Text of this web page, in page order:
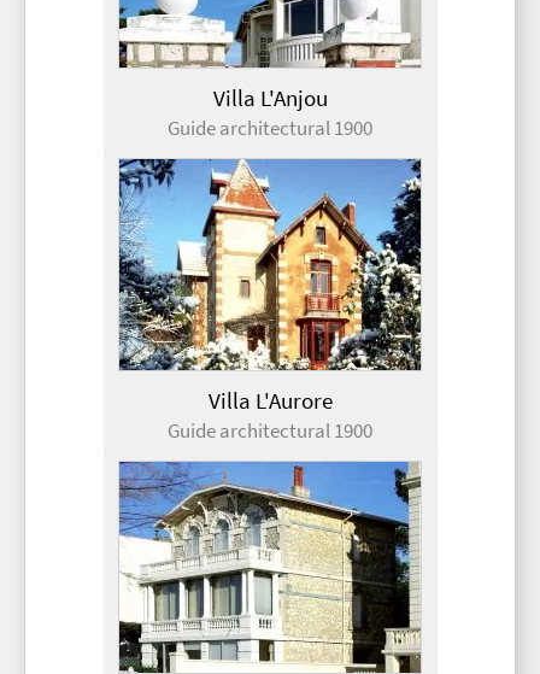
Villa L'Anjou
Guide architectural 1900
Villa L'Aurore
Guide architectural 1900